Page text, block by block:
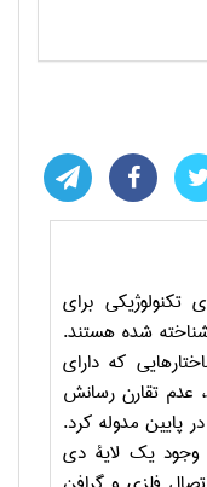
تکنولوژیکی برای
شده هستند.
که دارای
عدم تقارن رسانش
پایین مدوله کرد.
وجود یک لایۀ دی